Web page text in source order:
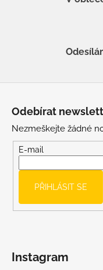
Odebírat
Nezmeškejte žádné
E-mail
PŘIHLÁSIT SE
Instagram